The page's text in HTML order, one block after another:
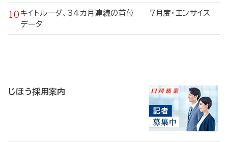
キイトルーダ、34カ月連続の首位 7月度・エンサイス
データ
じほう採用案内